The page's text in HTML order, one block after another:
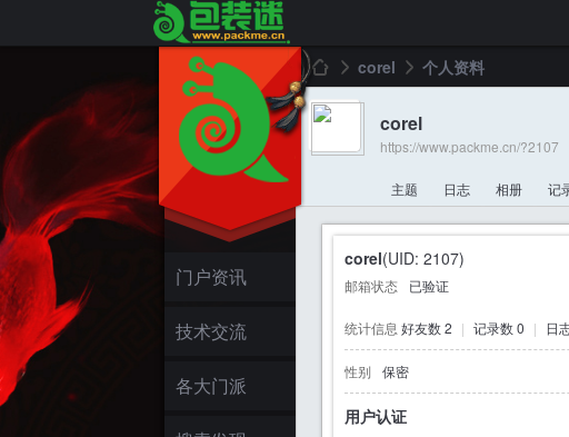
门户资讯
技术交流
各大门派
包 ›
corel
›
个人资料
corel
https://www.packme.cn/?2107
主题 日志 相册 记
corel(UID: 2107)
邮箱状态 已验证
统计信息 好友数 2 | 记录数 0 | 日
性别 保密
用户认证